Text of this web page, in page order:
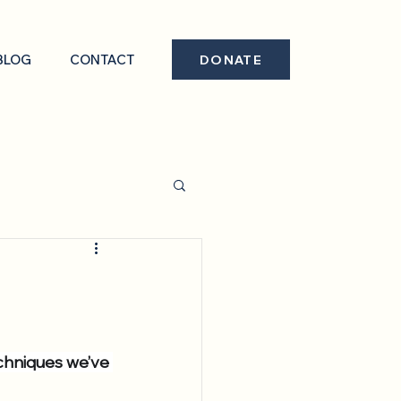
CONTACT DONATE
we’ve